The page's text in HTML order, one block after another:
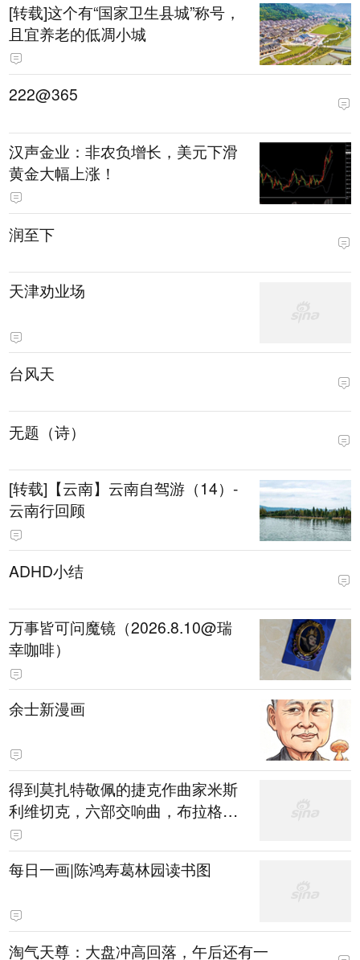
[转载]这个有“国家卫生县城”称号，
且宜养老的低凋小城
222@365
汉声金业：非农负增长，美元下滑
黄金大幅上涨！
润至下
天津劝业场
台风天
无题（诗）
[转载]【云南】云南自驾游（14）-
云南行回顾
ADHD小结
万事皆可问魔镜（2026.8.10@瑞
幸咖啡）
余士新漫画
得到莫扎特敬佩的捷克作曲家米斯
利维切克，六部交响曲，布拉格室
内管弦乐团
每日一画|陈鸿寿葛林园读书图
淘气天尊：大盘冲高回落，午后还有一